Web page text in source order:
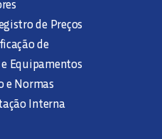
de Preços
de
Equipamentos
e Normas
Interna